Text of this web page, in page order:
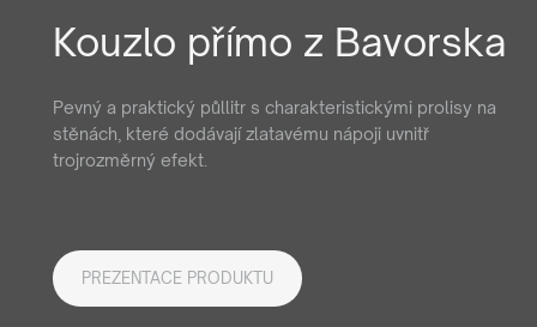
Kouzlo přímo z Bavorska
Pevný a praktický půllitr s charakteristickými prolisy na
stěnách, které dodávají zlatavému nápoji uvnitř
trojrozměrný efekt.
PREZENTACE PRODUKTU